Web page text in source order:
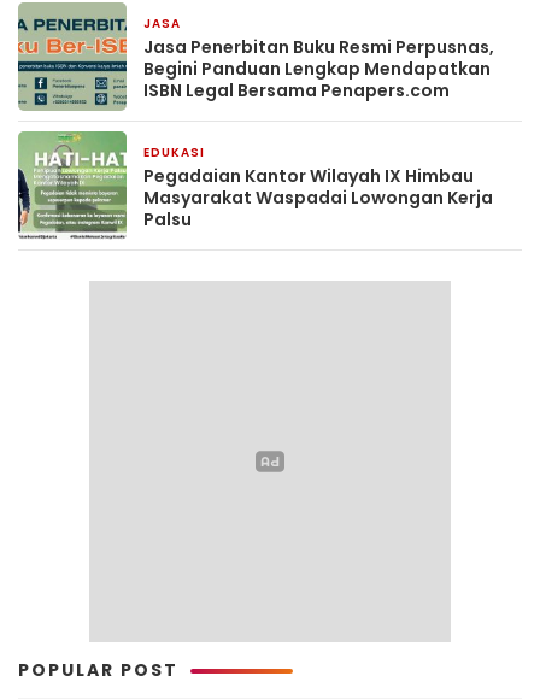
JASA
Jasa Penerbitan Buku Resmi Perpusnas,
Begini Panduan Lengkap Mendapatkan
ISBN Legal Bersama Penapers.com
EDUKASI
Pegadaian Kantor Wilayah IX Himbau
Masyarakat Waspadai Lowongan Kerja
Palsu
POPULAR POST